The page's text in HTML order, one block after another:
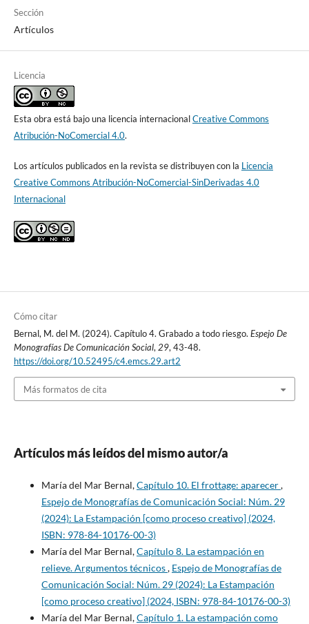
Sección
Artículos
Licencia
Esta obra está bajo una licencia internacionalCreative Commons
Atribución-NoComercial 4.0.
Los artículos publicados en la revista se distribuyen con la Licencia
Creative Commons Atribución-NoComercial-SinDerivadas 4.0
Internacional
Cómo citar
Bernal, M. del M. (2024). Capítulo 4. Grabado a todo riesgo. Espejo De
Monografías De Comunicación Social,29, 43-48.
https://doi.org/10.52495/c4.emcs.29.art2
Más formatos de cita
Artículos más leídos del mismo autor/a
María del Mar Bernal,Capítulo 10. El frottage: aparecer,
Espejo de Monografías de Comunicación Social: Núm. 29
(2024): La Estampación [como proceso creativo] (2024,
ISBN: 978-84-10176-00-3)
María del Mar Bernal,Capítulo 8. La estampación en
relieve. Argumentos técnicos, Espejo de Monografías de
Comunicación Social: Núm. 29 (2024): La Estampación
[como proceso creativo] (2024, ISBN: 978-84-10176-00-3)
María del Mar Bernal,Capítulo 1. La estampación como